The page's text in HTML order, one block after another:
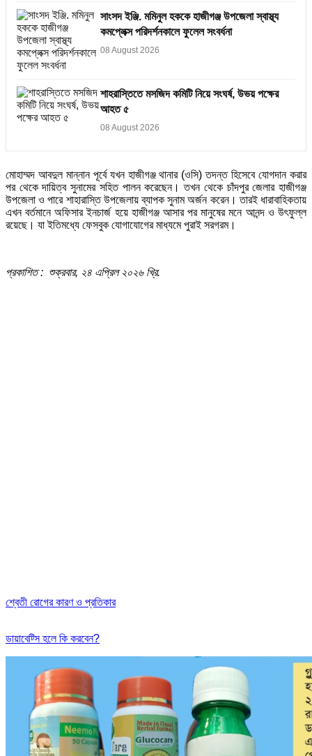
সাংসদ ইঞ্জি. মমিনুল হককে হাজীগঞ্জ উপজেলা স্বাস্থ্য
কমপ্লেক্স পরিদর্শনকালে ফুলেল সংবর্ধনা
08 August 2026
শাহরাস্তিতে মসজিদ কমিটি নিয়ে সংঘর্ষ, উভয় পক্ষের
আহত ৫
08 August 2026
মোহাম্মদ আবদুল মান্নান পূর্বে যখন হাজীগঞ্জ থানার (ওসি) তদন্ত হিসেবে যোগদান করার
পর থেকে দায়িত্ব সুনামের সহিত পালন করেছেন। তখন থেকে চাঁদপুর জেলার হাজীগঞ্জ
উপজেলা ও পারে শাহারাস্তি উপজেলায় ব্যাপক সুনাম অর্জন করেন। তারই ধারাবাহিকতায়
এখন বর্তমানে অফিসার ইনচার্জ হয়ে হাজীগঞ্জ আসার পর মানুষের মনে আনন্দ ও উৎফুল্ল
রয়েছে। যা ইতিমধ্যে ফেসবুক যোগাযোগের মাধ্যমে পুরাই সরগরম।
প্রকাশিত : শুক্রবার, ২৪ এপ্রিল ২০২৬ খ্রি.
শ্বেতী রোগের কারণ ও প্রতিকার
ডায়াবেট্সি হলে কি করবেন?